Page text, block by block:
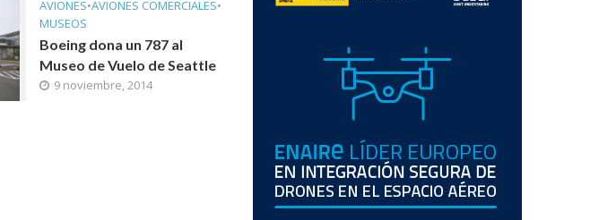
AVIONES•AVIONES COMERCIALES•
MUSEOS
Boeing dona un 787 al
Museo de Vuelo de Seattle
9 noviembre, 2014